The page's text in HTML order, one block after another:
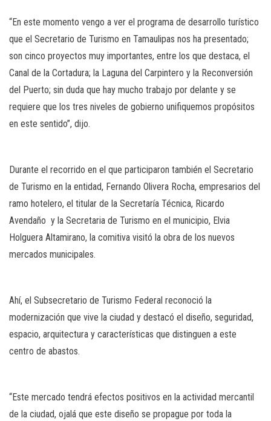
“En este momento vengo a ver el programa de desarrollo turístico
que el Secretario de Turismo en Tamaulipas nos ha presentado;
son cinco proyectos muy importantes, entre los que destaca, el
Canal de la Cortadura; la Laguna del Carpintero y la Reconversión
del Puerto; sin duda que hay mucho trabajo por delante y se
requiere que los tres niveles de gobierno unifiquemos propósitos
en este sentido”, dijo.
Durante el recorrido en el que participaron también el Secretario
de Turismo en la entidad, Fernando Olivera Rocha, empresarios del
ramo hotelero, el titular de la Secretaría Técnica, Ricardo
Avendaño y la Secretaria de Turismo en el municipio, Elvia
Holguera Altamirano, la comitiva visitó la obra de los nuevos
mercados municipales.
Ahí, el Subsecretario de Turismo Federal reconoció la
modernización que vive la ciudad y destacó el diseño, seguridad,
espacio, arquitectura y características que distinguen a este
centro de abastos.
“Este mercado tendrá efectos positivos en la actividad mercantil
de la ciudad, ojalá que este diseño se propague por toda la